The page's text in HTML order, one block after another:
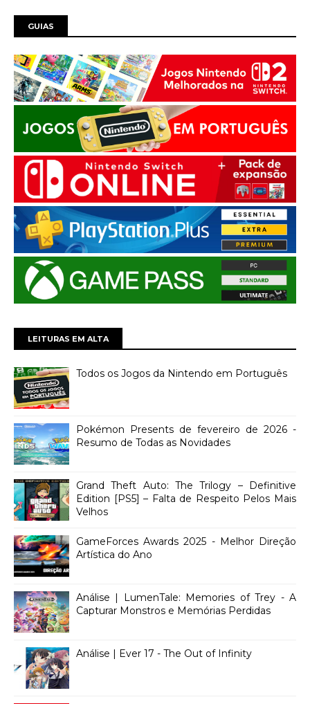
GUIAS
LEITURAS EM ALTA
Todos os Jogos da Nintendo em Português
Pokémon Presents de fevereiro de 2026 -
Resumo de Todas as Novidades
Grand Theft Auto: The Trilogy – Definitive
Edition [PS5] – Falta de Respeito Pelos Mais
Velhos
GameForces Awards 2025 - Melhor Direção
Artística do Ano
Análise | LumenTale: Memories of Trey - A
Capturar Monstros e Memórias Perdidas
Análise | Ever 17 - The Out of Infinity